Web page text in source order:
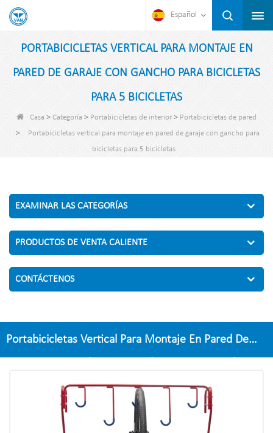
Español
PORTABICICLETAS VERTICAL PARA MONTAJE EN
PARED DE GARAJE CON GANCHO PARA BICICLETAS
PARA 5 BICICLETAS
Casa > Categoría > Portabicicletas de interior > Portabicicletas de pared
>
Portabicicletas vertical para montaje en pared de garaje con gancho para
bicicletas para 5 bicicletas
EXAMINAR LAS CATEGORÍAS
PRODUCTOS DE VENTA CALIENTE
CONTÁCTENOS
Portabicicletas Vertical Para Montaje En Pared De